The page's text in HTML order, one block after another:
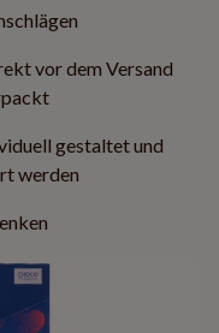
vor dem Versand
gestaltet und
werden